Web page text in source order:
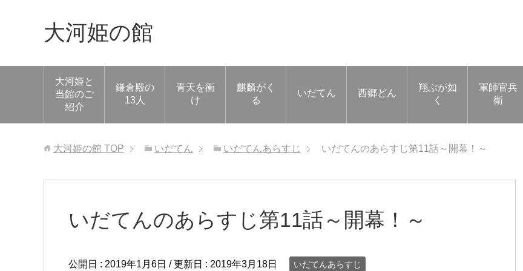
大河姫の館
大河姫と
当館のご
紹介
鎌倉殿の
13人
青天を衝
け
麒麟がく
る
いだてん 西郷どん
翔ぶが如
く
軍師官兵
衛
大河姫の館 TOP いだてん いだてんあらすじ いだてんのあらすじ第11話～開幕！～
いだてんのあらすじ第11話～開幕！～
公開日 : 2019年1月6日 / 更新日 : 2019年3月18日 いだてんあらすじ